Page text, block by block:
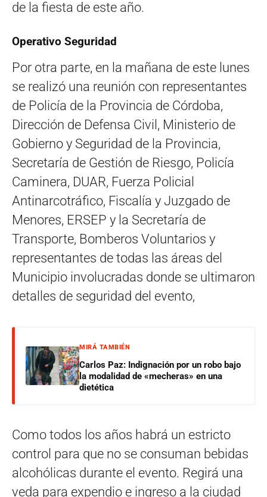
de la fiesta de este año.
Operativo Seguridad
Por otra parte, en la mañana de este lunes
se realizó una reunión con representantes
de Policía de la Provincia de Córdoba,
Dirección de Defensa Civil, Ministerio de
Gobierno y Seguridad de la Provincia,
Secretaría de Gestión de Riesgo, Policía
Caminera, DUAR, Fuerza Policial
Antinarcotráfico, Fiscalía y Juzgado de
Menores, ERSEP y la Secretaría de
Transporte, Bomberos Voluntarios y
representantes de todas las áreas del
Municipio involucradas donde se ultimaron
detalles de seguridad del evento,
MIRÁ TAMBIÉN
Carlos Paz: Indignación por un robo bajo
la modalidad de «mecheras» en una
dietética
Como todos los años habrá un estricto
control para que no se consuman bebidas
alcohólicas durante el evento. Regirá una
veda para expendio e ingreso a la ciudad